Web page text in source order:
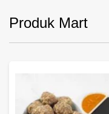
Produk Mart